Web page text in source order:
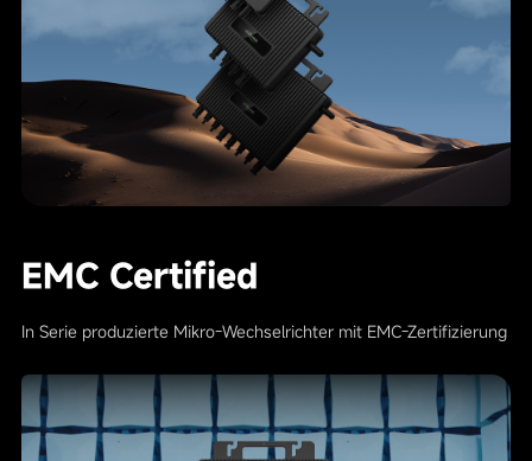
EMC Certified
In Serie produzierte Mikro-Wechselrichter mit EMC-Zertifizierung